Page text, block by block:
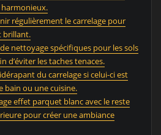
régulièrement le carrelage pour
brillant.
nettoyage spécifiques pour les sols
d’éviter les taches tenaces.
du carrelage si celui-ci est
bain ou une cuisine.
effet parquet blanc avec le reste
pour créer une ambiance